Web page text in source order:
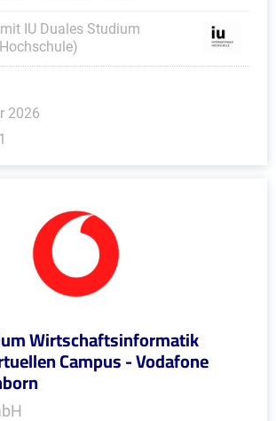
IU Duales Studium
2026
Wirtschaftsinformatik
Campus - Vodafone